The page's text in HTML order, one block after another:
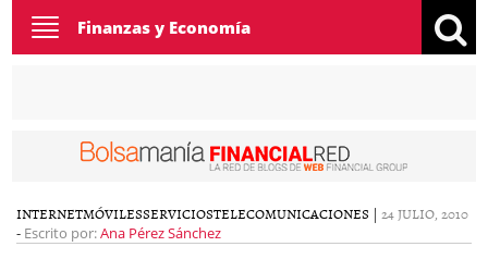
Toggle
navigation
Finanzas y Economía
INTERNETMÓVILESSERVICIOSTELECOMUNICACIONES | 24 JULIO, 2010
- Escrito por:Ana Pérez Sánchez